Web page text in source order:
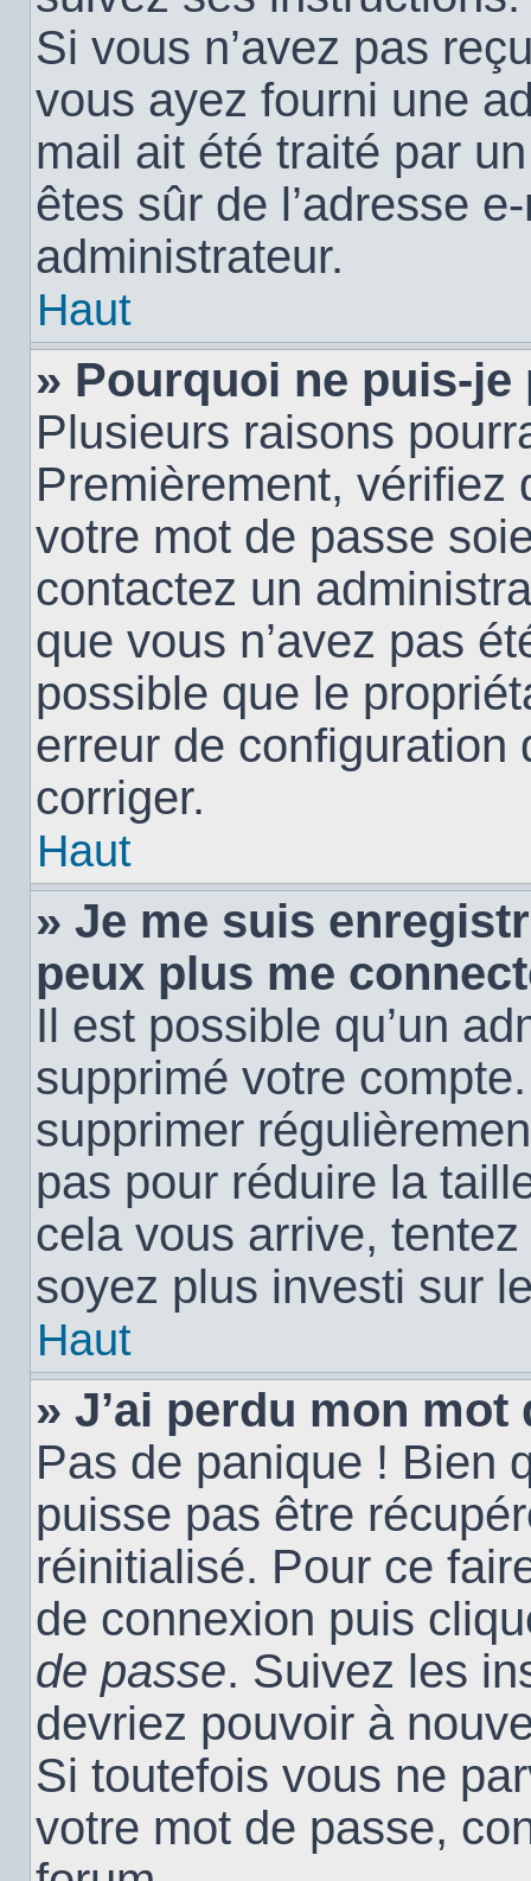
Si vous n’avez pas
vous ayez fourni une
mail ait été traité par
êtes sûr de l’adresse
administrateur.
Haut
» Pourquoi ne puis-
Plusieurs raisons
Premièrement, vérifiez
votre mot de passe
contactez un
que vous n’avez pas
possible que le
erreur de configuration
corriger.
Haut
» Je me suis
peux plus me
Il est possible qu’un
supprimé votre
supprimer
pas pour réduire la
cela vous arrive,
soyez plus investi sur
Haut
» J’ai perdu mon mot
Pas de panique ! Bien
puisse pas être
réinitialisé. Pour ce
de connexion puis
de passe. Suivez les
devriez pouvoir à
Si toutefois vous ne
votre mot de passe,